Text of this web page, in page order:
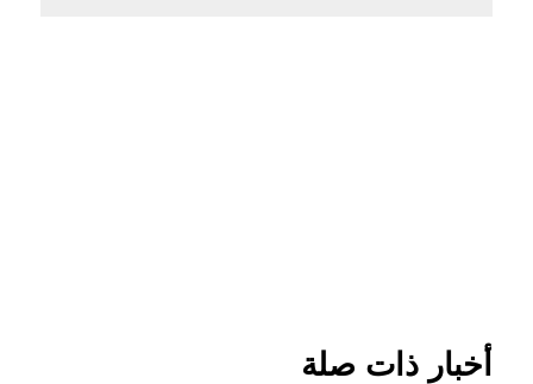
أخبار ذات صلة